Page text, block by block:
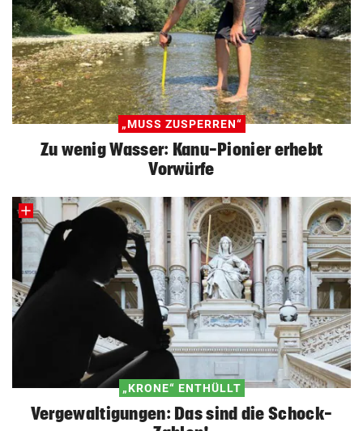
„MUSS ZUSPERREN“
Zu wenig Wasser: Kanu-Pionier erhebt
Vorwürfe
„KRONE“ ENTHÜLLT
Vergewaltigungen: Das sind die Schock-